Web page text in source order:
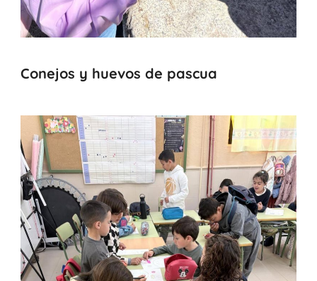
Conejos y huevos de pascua